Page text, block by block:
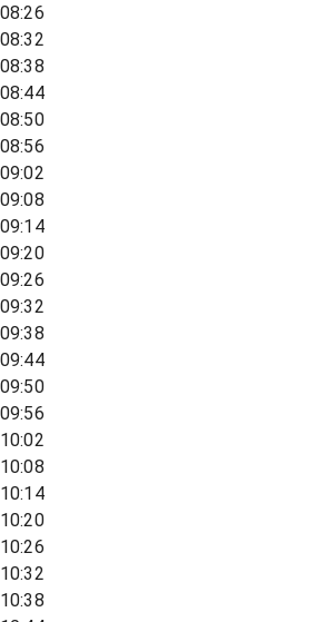
08:26
08:32
08:38
08:44
08:50
08:56
09:02
09:08
09:14
09:20
09:26
09:32
09:38
09:44
09:50
09:56
10:02
10:08
10:14
10:20
10:26
10:32
10:38